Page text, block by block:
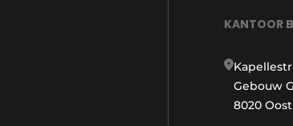
KANTOOR
Gebouw G
8020